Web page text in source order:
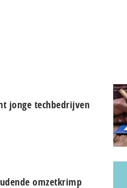
jonge techbedrijven
omzetkrimp